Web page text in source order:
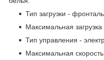
Тип загрузки -
Максимальная
Тип управления -
Максимальная